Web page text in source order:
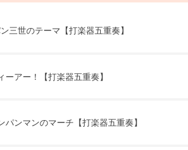
三世のテーマ【打楽器五重奏】
ーアー！【打楽器五重奏】
パンマンのマーチ【打楽器五重奏】